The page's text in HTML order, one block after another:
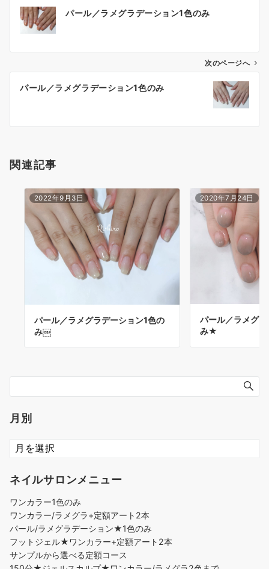
パール／ラメグラデーション1色のみ
次のページへ
パール／ラメグラデーション1色のみ
関連記事
2022年9月3日
パール／ラメグラデーション1色の
み￼
2020年7月24日
パール／ラメグ
み★
月別
ネイルサロンメニュー
ワンカラー1色のみ
ワンカラー/ラメグラ+定額アート2本
パール/ラメグラデーション★1色のみ
フットジェル★ワンカラー+定額アート2本
サンプルから選べる定額コース